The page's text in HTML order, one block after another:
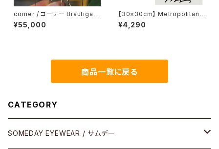
corner / コーナー Brautigan
ブローティガン <orner メタル
¥55,000
【30×30cm】 Metropolitan
Crossbottle メトロポリタンク
ロスボトル MCB349 / 意外と
¥4,290
商品一覧に戻る
CATEGORY
SOMEDAY EYEWEAR / サムデー